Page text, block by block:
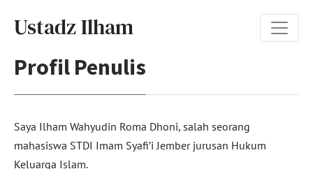
Ustadz Ilham
Profil Penulis
Saya Ilham Wahyudin Roma Dhoni, salah seorang
mahasiswa STDI Imam Syafi’i Jember jurusan Hukum
Keluarga Islam.